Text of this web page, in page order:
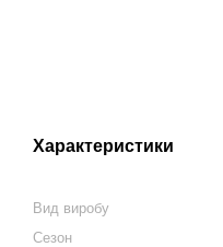
Характеристики
Вид виробу
Сезон